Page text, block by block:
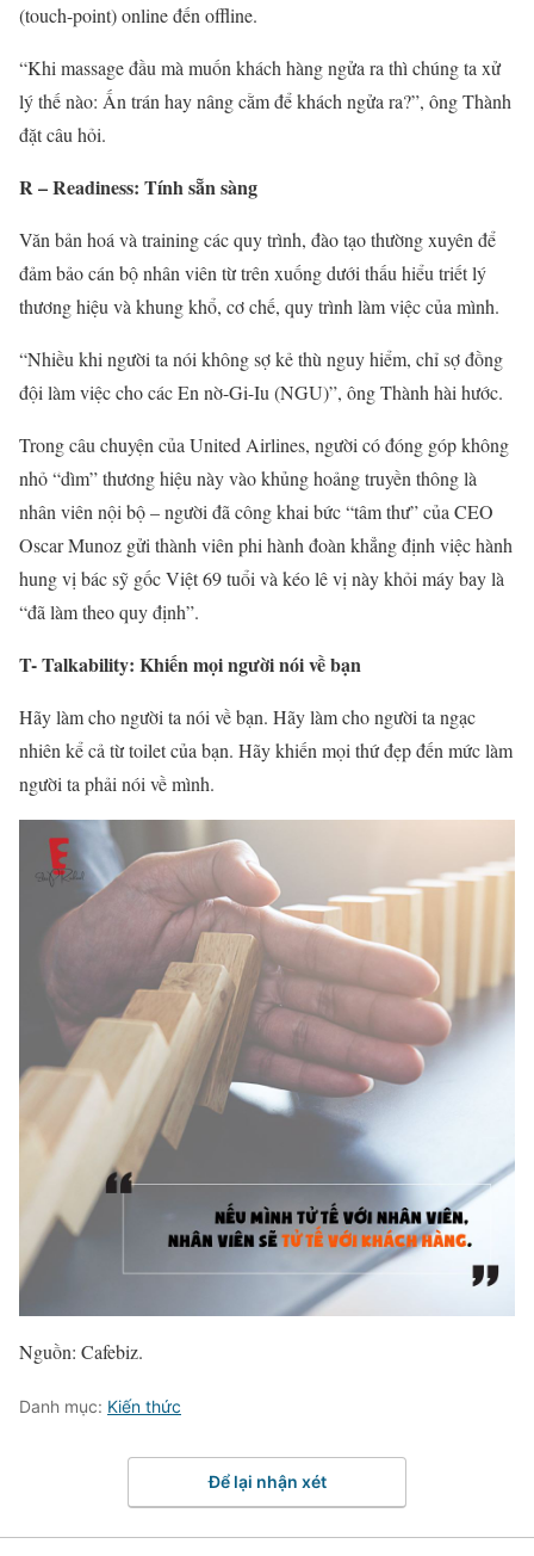
(touch-point) online đến offline.
“Khi massage đầu mà muốn khách hàng ngửa ra thì chúng ta xử
lý thế nào: Ấn trán hay nâng cằm để khách ngửa ra?”, ông Thành
đặt câu hỏi.
R – Readiness: Tính sẵn sàng
Văn bản hoá và training các quy trình, đào tạo thường xuyên để
đảm bảo cán bộ nhân viên từ trên xuống dưới thấu hiểu triết lý
thương hiệu và khung khổ, cơ chế, quy trình làm việc của mình.
“Nhiều khi người ta nói không sợ kẻ thù nguy hiểm, chỉ sợ đồng
đội làm việc cho các En nờ-Gi-Iu (NGU)”, ông Thành hài hước.
Trong câu chuyện của United Airlines, người có đóng góp không
nhỏ “dìm” thương hiệu này vào khủng hoảng truyền thông là
nhân viên nội bộ – người đã công khai bức “tâm thư” của CEO
Oscar Munoz gửi thành viên phi hành đoàn khẳng định việc hành
hung vị bác sỹ gốc Việt 69 tuổi và kéo lê vị này khỏi máy bay là
“đã làm theo quy định”.
T- Talkability: Khiến mọi người nói về bạn
Hãy làm cho người ta nói về bạn. Hãy làm cho người ta ngạc
nhiên kể cả từ toilet của bạn. Hãy khiến mọi thứ đẹp đến mức làm
người ta phải nói về mình.
Nguồn: Cafebiz.
Danh mục: Kiến thức
Để lại nhận xét